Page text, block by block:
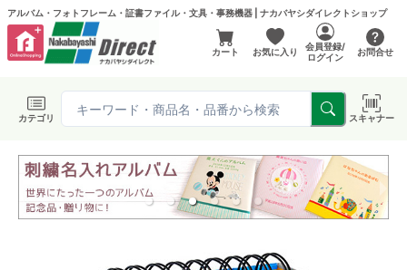
アルバム・フォトフレーム・証書ファイル・文具・事務機器 | ナカバヤシダイレクトショップ
カート お気に入り
会員登録/
ログイン
お問合せ
カテゴリ スキャナー